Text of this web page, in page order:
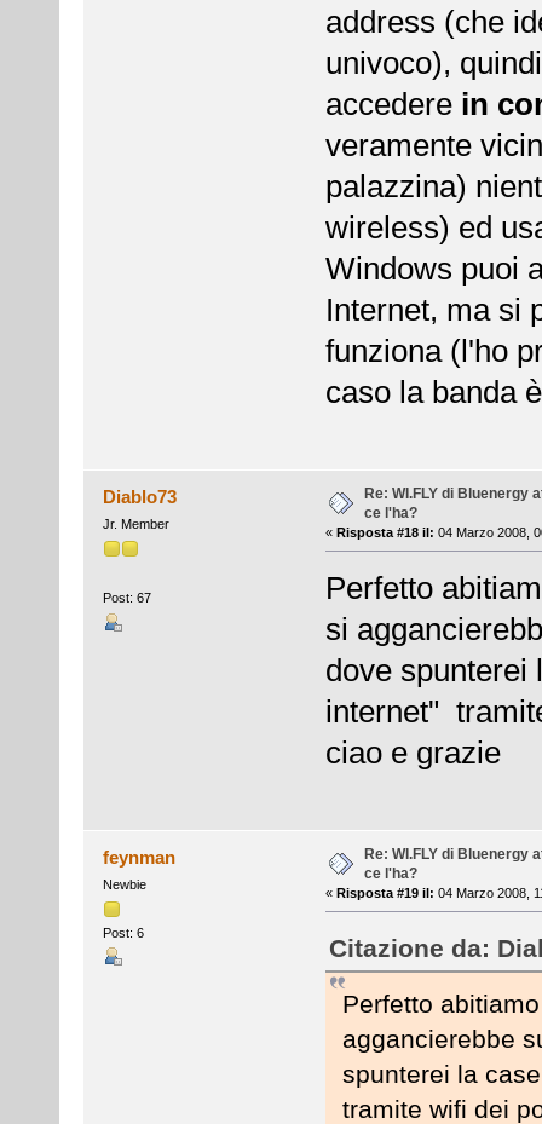
address (che
univoco),
accedere in
veramente
palazzina)
wireless) ed
Windows puoi
Internet, ma si
funziona (l'ho
caso la banda
Diablo73
Jr. Member
Post: 67
Re: WI.FLY di Bluenergy
ce l'ha?
« Risposta #18 il: 04 Marzo 2008,
Perfetto
si
dove spunterei
internet"
ciao e grazie
feynman
Newbie
Post: 6
Re: WI.FLY di Bluenergy
ce l'ha?
« Risposta #19 il: 04 Marzo 2008,
Citazione da:
Perfetto
aggancierebbe
spunterei la
tramite wifi dei